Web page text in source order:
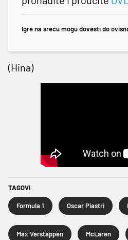
Igre na sreću mogu dovesti do
(Hina)
TAGOVI
Formula 1 Oscar Piastri
Max Verstappen McLaren